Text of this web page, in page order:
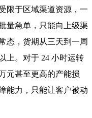
限于区域渠道资源，一
量急单，只能向上级渠
态，货期从三天到一周
上。对于 24 小时运转
元甚至更高的产能损
能力，只能让客户被动